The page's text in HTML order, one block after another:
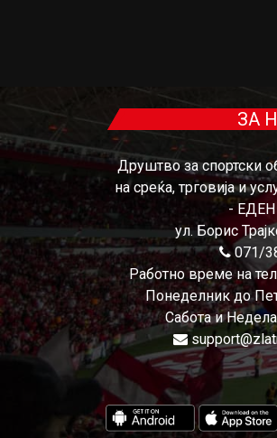
ЗА
Друштво за спортски
на среќа, трговија и
-
ул. Борис
071/
Работно време на
Понеделник до
Сабота и